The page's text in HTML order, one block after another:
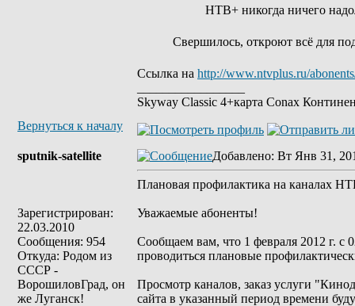
НТВ+ никогда ничего
Свершилось, откроют всё для
Ссылка на http://www.ntvplus.ru/
Skyway Classic 4+карта Conax
Вернуться к началу
sputnik-satellite
Зарегистрирован:
22.03.2010
Сообщения: 954
Откуда: Родом из
СССР -
ВорошиловГрад, он
же Луганск!
Добавлено: Вт Янв 31,
Плановая профилактика на каналах
Уважаемые абоненты!
Сообщаем вам, что 1 февраля 2012 г.
проводиться плановые
Просмотр каналов, заказ услуги
сайта в указанный период времени